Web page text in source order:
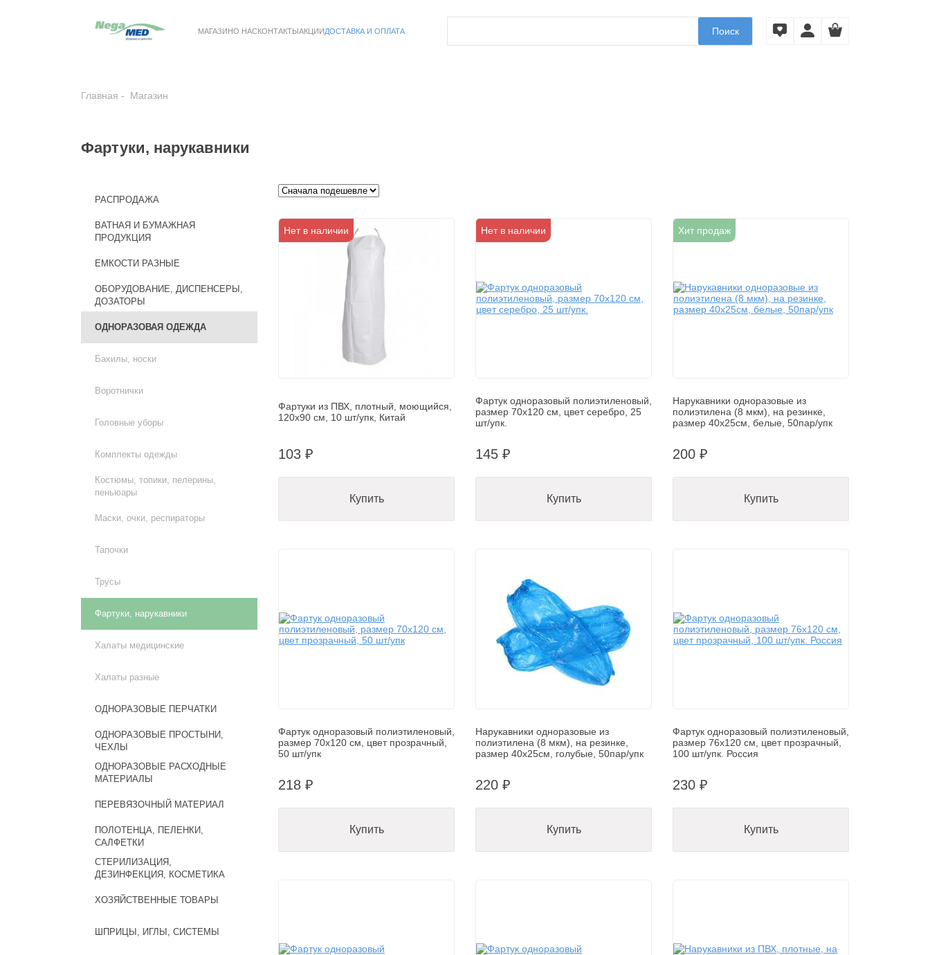
МАГАЗИНО НАСКОНТАКТЫ АКЦИИ ДОСТАВКА И ОПЛАТА Поиск
Главная Магазин
Фартуки, нарукавники
РАСПРОДАЖА
ВАТНАЯ И БУМАЖНАЯ
ПРОДУКЦИЯ
ЕМКОСТИ РАЗНЫЕ
ОБОРУДОВАНИЕ, ДИСПЕНСЕРЫ,
ДОЗАТОРЫ
ОДНОРАЗОВАЯ ОДЕЖДА
Бахилы, носки
Воротнички
Головные уборы
Комплекты одежды
Костюмы, топики, пелерины,
пеньюары
Маски, очки, респираторы
Тапочки
Трусы
Фартуки, нарукавники
Халаты медицинские
Халаты разные
ОДНОРАЗОВЫЕ ПЕРЧАТКИ
ОДНОРАЗОВЫЕ ПРОСТЫНИ,
ЧЕХЛЫ
ОДНОРАЗОВЫЕ РАСХОДНЫЕ
МАТЕРИАЛЫ
ПЕРЕВЯЗОЧНЫЙ МАТЕРИАЛ
ПОЛОТЕНЦА, ПЕЛЕНКИ,
САЛФЕТКИ
СТЕРИЛИЗАЦИЯ,
ДЕЗИНФЕКЦИЯ, КОСМЕТИКА
ХОЗЯЙСТВЕННЫЕ ТОВАРЫ
ШПРИЦЫ, ИГЛЫ, СИСТЕМЫ
Нет в наличии
Фартуки из ПВХ, плотный, моющийся,
120х90 см, 10 шт/упк, Китай
103 ₽
Купить
Нет в наличии
Фартук одноразовый полиэтиленовый,
размер 70х120 см, цвет серебро, 25
шт/упк.
145 ₽
Купить
Хит продаж
Нарукавники одноразовые из
полиэтилена (8 мкм), на резинке,
размер 40х25см, белые, 50пар/упк
200 ₽
Купить
Фартук одноразовый полиэтиленовый,
размер 70х120 см, цвет прозрачный,
50 шт/упк
218 ₽
Купить
Нарукавники одноразовые из
полиэтилена (8 мкм), на резинке,
размер 40х25см, голубые, 50пар/упк
220 ₽
Купить
Фартук одноразовый полиэтиленовый,
размер 76х120 см, цвет прозрачный,
100 шт/упк. Россия
230 ₽
Купить